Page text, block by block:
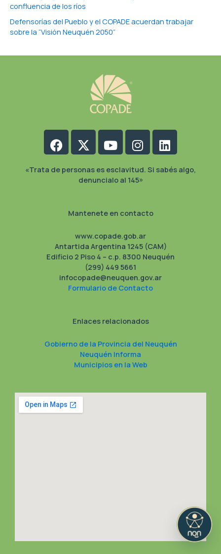
confluencia de los ríos
Defensorías del Pueblo y el COPADE acuerdan trabajar
sobre la “Visión Neuquén 2050”
Facebook
X-
twitter
YoutubeInstagram
Linkedin
«Trata de personas es esclavitud. Si sabés algo,
denuncialo al 145»
Mantenete en contacto
www.copade.gob.ar
Antartida Argentina 1245 (CAM)
Edificio 2 Piso 4 – c.p. 8300 Neuquén
(299) 449 5661
infocopade@neuquen.gov.ar
Formulario de Contacto
Enlaces relacionados
Gobierno de la Provincia del Neuquén
Neuquén Informa
Municipios en la Web